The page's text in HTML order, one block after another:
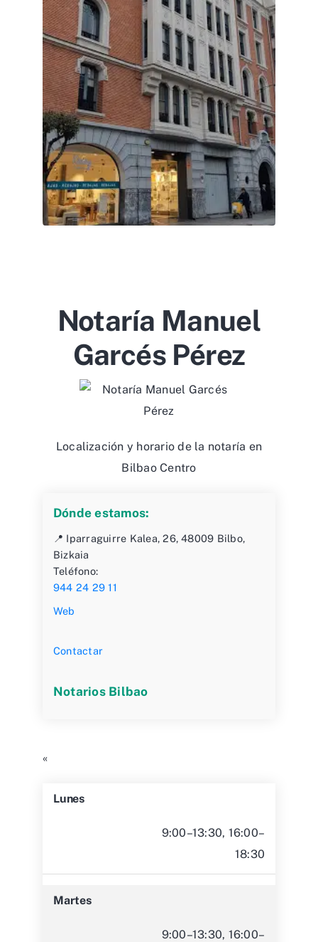
Notaría Manuel
Garcés Pérez
Localización y horario de la notaría en
Bilbao Centro
Dónde estamos:
📍 Iparraguirre Kalea, 26, 48009 Bilbo,
Bizkaia
Teléfono:
944 24 29 11
Web
Contactar
Notarios Bilbao
«
Lunes
9:00–13:30, 16:00–
18:30
Martes
9:00–13:30, 16:00–